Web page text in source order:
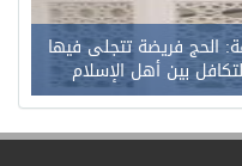
الحج فريضة تتجلى فيها
بين أهل الإسلام